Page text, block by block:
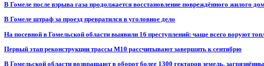
В Гомеле после взрыва газа продолжается восстановление повреждённого жилого
В Гомеле штраф за проезд превратился в уголовное дело
На посевной в Гомельской области выявили 16 преступлений: чаще всего воруют
Первый этап реконструкции трассы М10 рассчитывают завершить к сентябрю
В Гомельской области возвращают в оборот более 1300 гектаров земель,